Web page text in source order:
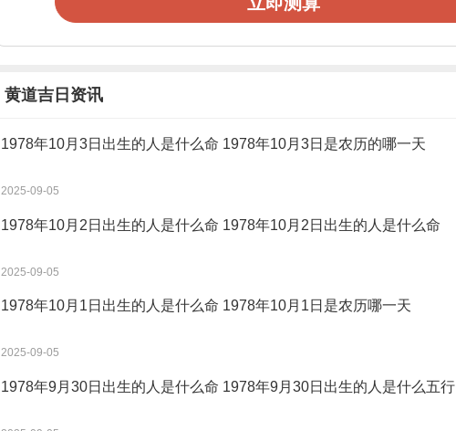
黄道吉日资讯
1978年10月3日出生的人是什么命 1978年10月3日是农历的哪一天
2025-09-05
1978年10月2日出生的人是什么命 1978年10月2日出生的人是什么命
2025-09-05
1978年10月1日出生的人是什么命 1978年10月1日是农历哪一天
2025-09-05
1978年9月30日出生的人是什么命 1978年9月30日出生的人是什么五行